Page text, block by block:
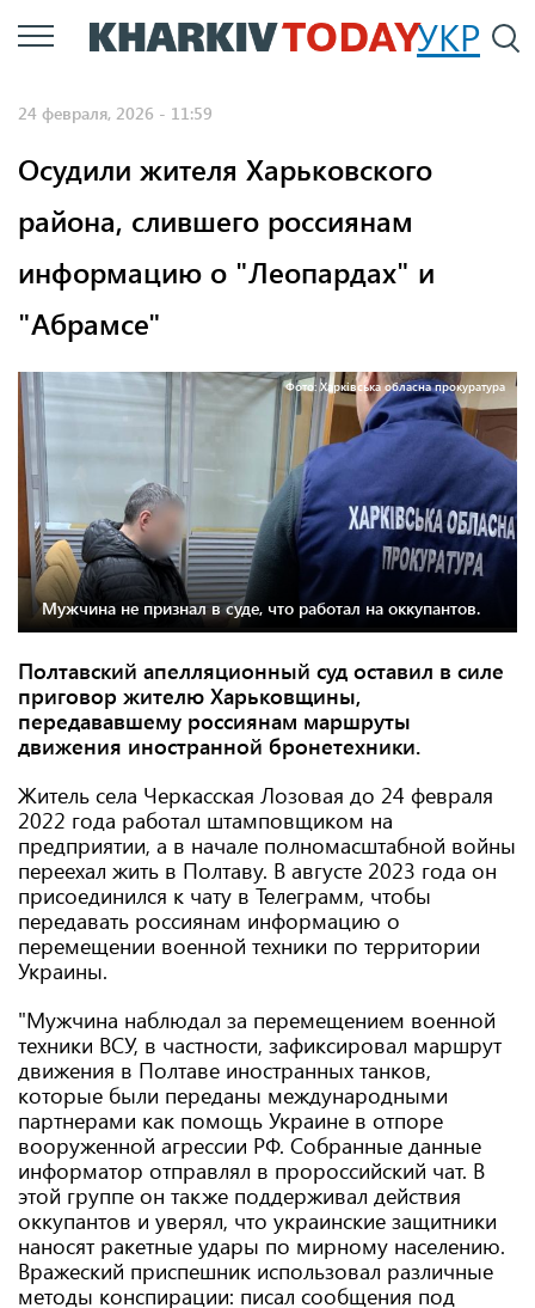
Перейти
к
УКР
24 февраля, 2026 - 11:59
Осудили жителя Харьковского
района, слившего россиянам
информацию о "Леопардах" и
"Абрамсе"
Фото: Харківська обласна прокуратура
Мужчина не признал в суде, что работал на оккупантов.
Полтавский апелляционный суд оставил в силе
приговор жителю Харьковщины,
передававшему россиянам маршруты
движения иностранной бронетехники.
Житель села Черкасская Лозовая до 24 февраля
2022 года работал штамповщиком на
предприятии, а в начале полномасштабной войны
переехал жить в Полтаву. В августе 2023 года он
присоединился к чату в Телеграмм, чтобы
передавать россиянам информацию о
перемещении военной техники по территории
Украины.
"Мужчина наблюдал за перемещением военной
техники ВСУ, в частности, зафиксировал маршрут
движения в Полтаве иностранных танков,
которые были переданы международными
партнерами как помощь Украине в отпоре
вооруженной агрессии РФ. Собранные данные
информатор отправлял в пророссийский чат. В
этой группе он также поддерживал действия
оккупантов и уверял, что украинские защитники
наносят ракетные удары по мирному населению.
Вражеский приспешник использовал различные
методы конспирации: писал сообщения под